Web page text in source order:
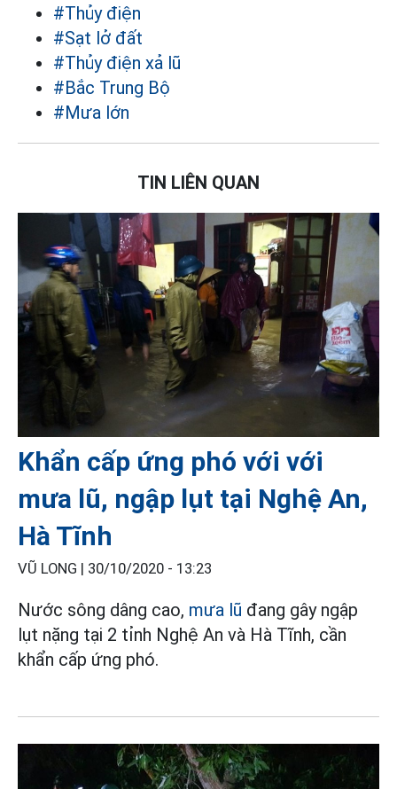
#Thủy điện
#Sạt lở đất
#Thủy điện xả lũ
#Bắc Trung Bộ
#Mưa lớn
TIN LIÊN QUAN
Khẩn cấp ứng phó với với
mưa lũ, ngập lụt tại Nghệ An,
Hà Tĩnh
VŨ LONG | 30/10/2020 - 13:23
Nước sông dâng cao, mưa lũ đang gây ngập
lụt nặng tại 2 tỉnh Nghệ An và Hà Tĩnh, cần
khẩn cấp ứng phó.